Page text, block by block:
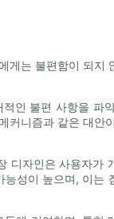
게는 불편함이 되지
인 불편 사항을 파
커니즘과 같은 대안
디자인은 사용자가
성이 높으며, 이는